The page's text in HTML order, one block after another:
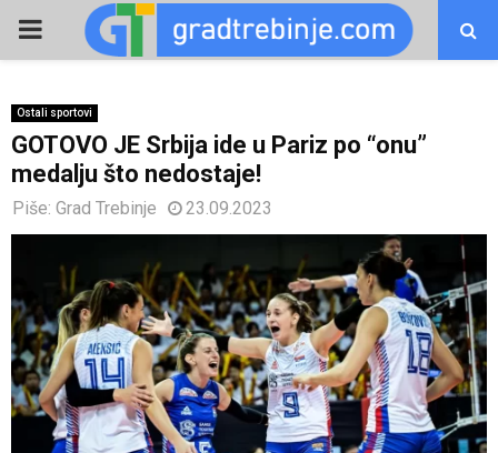
PRIMARY
Ostali sportovi
GOTOVO JE Srbija ide u Pariz po “onu”
medalju što nedostaje!
Piše: Grad Trebinje 23.09.2023